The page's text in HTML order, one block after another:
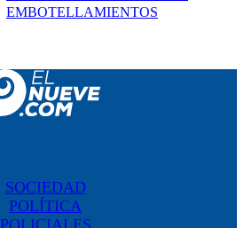
EMBOTELLAMIENTOS
SOCIEDAD
POLÍTICA